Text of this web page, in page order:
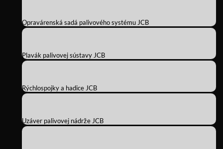
Opravárenská sadá palivového systému JCB
Plavák palivovej sústavy JCB
Rýchlospojky a hadice JCB
Uzáver palivovej nádrže JCB